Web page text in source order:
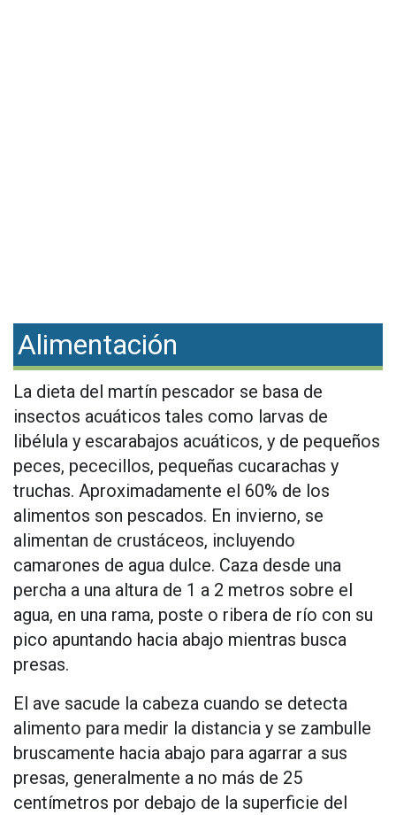
Alimentación
La dieta del martín pescador se basa de
insectos acuáticos tales como larvas de
libélula y escarabajos acuáticos, y de pequeños
peces, pececillos, pequeñas cucarachas y
truchas. Aproximadamente el 60% de los
alimentos son pescados. En invierno, se
alimentan de crustáceos, incluyendo
camarones de agua dulce. Caza desde una
percha a una altura de 1 a 2 metros sobre el
agua, en una rama, poste o ribera de río con su
pico apuntando hacia abajo mientras busca
presas.
El ave sacude la cabeza cuando se detecta
alimento para medir la distancia y se zambulle
bruscamente hacia abajo para agarrar a sus
presas, generalmente a no más de 25
centímetros por debajo de la superficie del